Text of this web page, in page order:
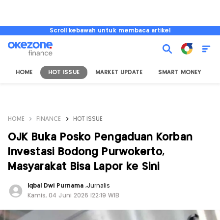
Scroll kebawah untuk membaca artikel
HOME HOT ISSUE MARKET UPDATE SMART MONEY
HOME FINANCE HOT ISSUE
OJK Buka Posko Pengaduan Korban
Investasi Bodong Purwokerto,
Masyarakat Bisa Lapor ke Sini
Iqbal Dwi Purnama ,Jurnalis
Kamis, 04 Juni 2026 |22:19 WIB